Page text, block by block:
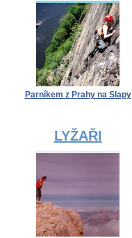
Parníkem z Prahy na Slapy
LYŽAŘI